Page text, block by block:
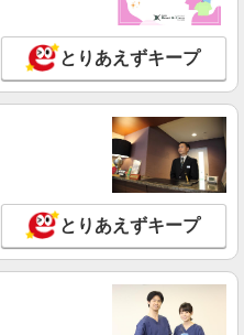
とりあえずキープ
とりあえずキープ